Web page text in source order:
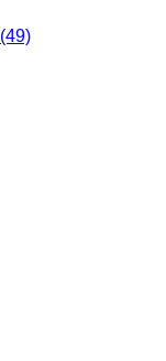
(49)